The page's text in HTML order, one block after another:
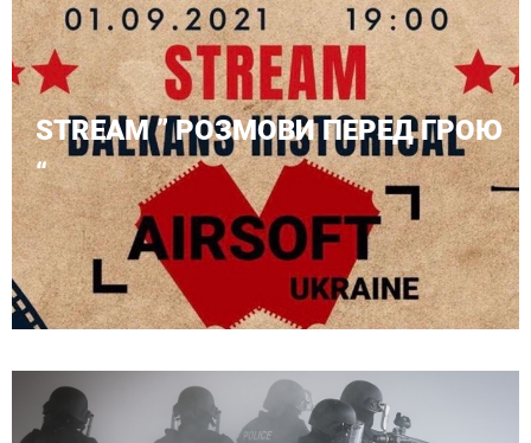
STREAM ” РОЗМОВИ ПЕРЕД ГРОЮ
“